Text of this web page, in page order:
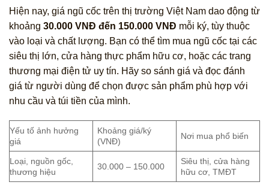
Hiện nay, giá ngũ cốc trên thị trường Việt Nam dao động từ
khoảng 30.000 VNĐ đến 150.000 VNĐ mỗi ký, tùy thuộc
vào loại và chất lượng. Bạn có thể tìm mua ngũ cốc tại các
siêu thị lớn, cửa hàng thực phẩm hữu cơ, hoặc các trang
thương mại điện tử uy tín. Hãy so sánh giá và đọc đánh
giá từ người dùng để chọn được sản phẩm phù hợp với
nhu cầu và túi tiền của mình.
Yếu tố ảnh hưởng
giá
Khoảng giá/ký
(VNĐ)
Nơi mua phổ biến
Loại, nguồn gốc,
thương hiệu
30.000 – 150.000
Siêu thị, cửa hàng
hữu cơ, TMĐT